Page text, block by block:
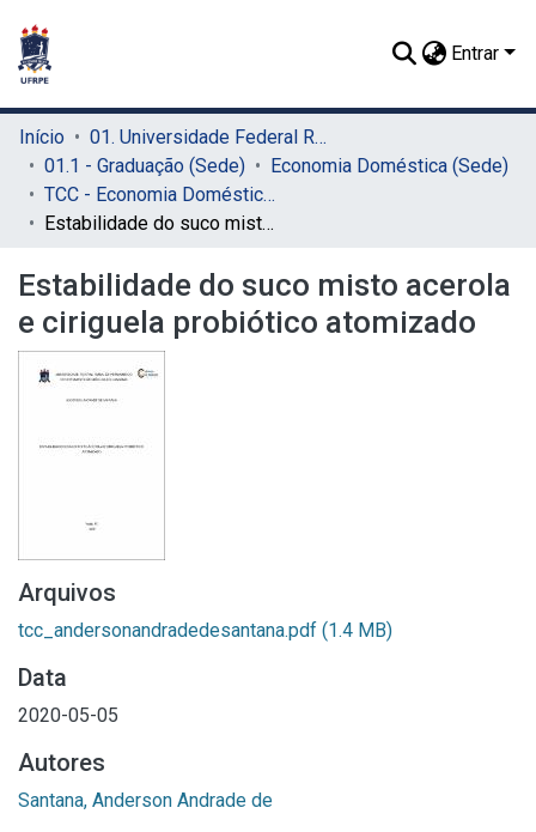
Entrar
Início
01. Universidade Federal Rural de Pernambuco - UFRPE (Sede)
01.1 - Graduação (Sede)
Economia Doméstica (Sede)
TCC - Economia Doméstica (Sede)
Estabilidade do suco misto acerola e ciriguela probiótico atomizado
Estabilidade do suco misto acerola
e ciriguela probiótico atomizado
Arquivos
tcc_andersonandradedesantana.pdf (1.4 MB)
Data
2020-05-05
Autores
Santana, Anderson Andrade de